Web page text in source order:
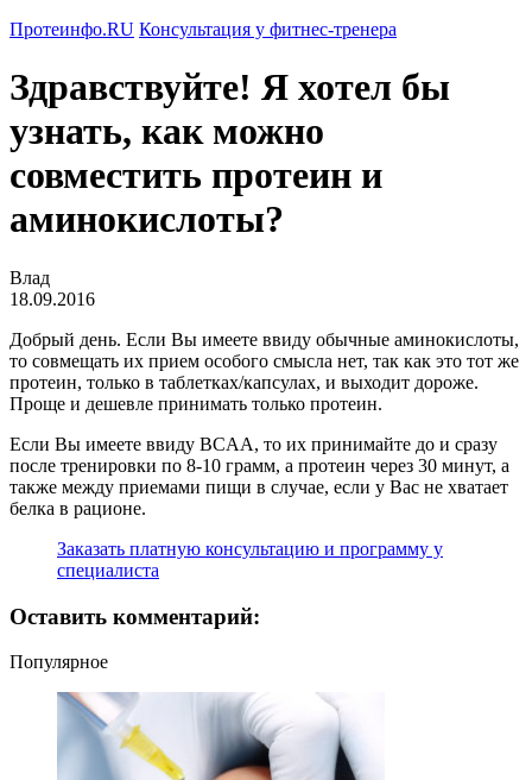
Протеинфо.RU Консультация у фитнес-тренера
Здравствуйте! Я хотел бы
узнать, как можно
совместить протеин и
аминокислоты?
Влад
18.09.2016
Добрый день. Если Вы имеете ввиду обычные аминокислоты,
то совмещать их прием особого смысла нет, так как это тот же
протеин, только в таблетках/капсулах, и выходит дороже.
Проще и дешевле принимать только протеин.
Если Вы имеете ввиду BCAA, то их принимайте до и сразу
после тренировки по 8-10 грамм, а протеин через 30 минут, а
также между приемами пищи в случае, если у Вас не хватает
белка в рационе.
Заказать платную консультацию и программу у
специалиста
Оставить комментарий:
Популярное